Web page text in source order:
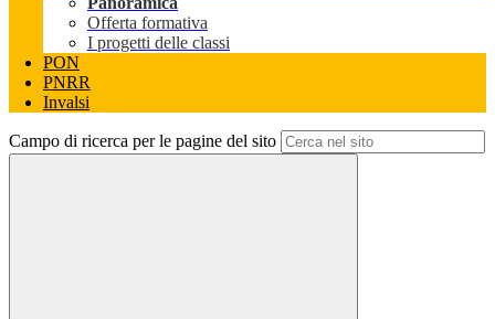
Offerta formativa
I progetti delle classi
PON
PNRR
Invalsi
Campo di ricerca per le pagine del sito